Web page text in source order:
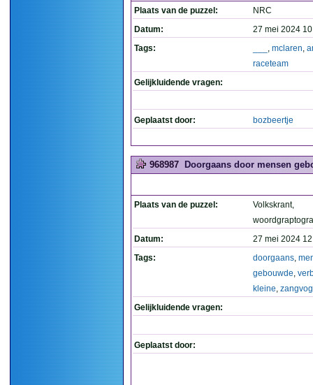
Plaats van de puzzel:
NRC
Datum:
27 mei 2024
Tags:
, mclaren,
raceteam
Gelijkluidende vragen:
Geplaatst door: bozbeertje
968987 Doorgaans door mensen
Plaats van de puzzel:
Volkskrant,
Datum:
27 mei 2024
Tags:
doorgaans,
gebouwde,
kleine,
Gelijkluidende vragen:
Geplaatst door: